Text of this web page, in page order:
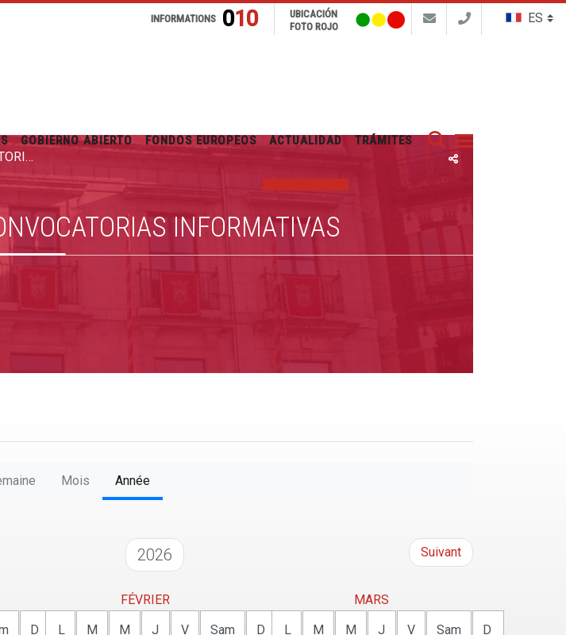
Buscar
INFORMATIONS 010
UBICACIÓN
FOTO ROJO
GOBIERNO ABIERTO FONDOS EUROPEOS ACTUALIDAD TRÁMITES
RUEDAS DE PRENSA Y CONVOCATORIAS INFORMATIVAS
INFORMATIVAS
Mois Année
2026 Suivant
D
FÉVRIER
L
M M J V Sam D
MARS
L
M M J V Sam D